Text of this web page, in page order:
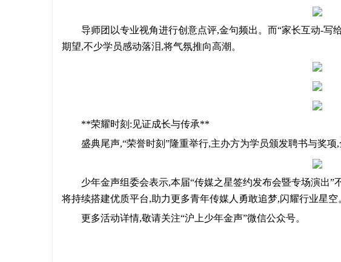
导师团以专业视角进行创意点评,金句频出。而“家长互动-写
期望,不少学员感动落泪,将气氛推向高潮。
**荣耀时刻:见证成长与传承**
盛典尾声,“荣誉时刻”隆重举行,主办方为学员颁发聘书与奖项
少年金声组委会表示,本届“传媒之星签约发布会暨专场演出
将持续搭建优质平台,助力更多青年传媒人勇敢追梦,闪耀行业星空
更多活动详情,敬请关注“沪上少年金声”微信公众号。